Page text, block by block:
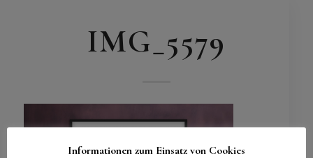
IMG_5579
Informationen zum Einsatz von Cookies